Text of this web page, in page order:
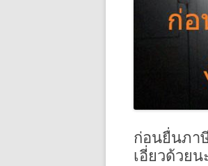
ก่อนยื่นภา
เอี่ยวด้วยน